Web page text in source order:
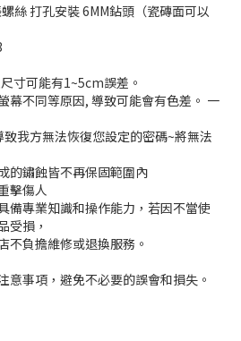
絲 打孔安裝 6MM鉆頭（瓷磚面可以
寸可能有1~5cm誤差。
幕不同等原因, 導致可能會有色差。 一
我方無法恢復您設定的密碼~將無法
的鏽蝕皆不再保固範圍內
擊傷人
備專業知識和操作能力，若因不當使
受損，
不負擔維修或退換服務。
意事項，避免不必要的誤會和損失。